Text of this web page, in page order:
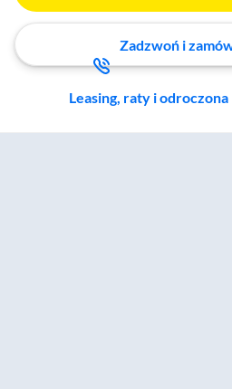
Zadzwoń i
Leasing, raty i